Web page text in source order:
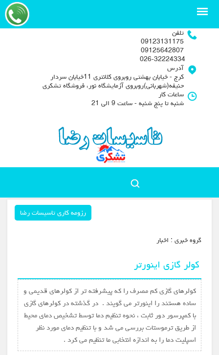
تلفن
09123131175
09125642807
آدرس
کرج - خیابان بهشتی روبروی کلانتری 11خیابان سردار
حنیفه(شهربانی)روبروی آزمایشگاه نور، فروشگاه تشکری
ساعات کار
شنبه تا پنج شنبه - ساعت 9 الی 21
رزومه کاری تاسیسات رضا
گروه خبري : اخبار
کولر گازی اینورتر
کولرهای گازی کم مصرف را که پیشرفته تر از کولرهای قدیمی و
ساده هستند را اینورتر می گویند . در گذشته در کولرهای گازی
با کمپرسور دور ثابت ، نحوه تنظیم دما توسط تشخیص دمای محیط
از طریق ترموستات بررسی می شد و با تنظیم دمای مورد نظر
اسپلیت دما را به اندازه انتخابی ما تنظیم می کرد .